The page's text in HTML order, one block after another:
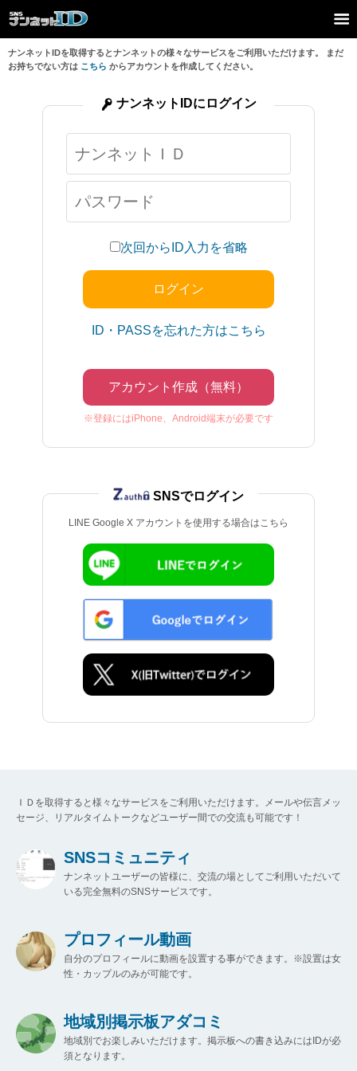
ナンネットIDを取得するとナンネットの様々なサービスをご利用いただけます。 まだ
お持ちでない方は こちら からアカウントを作成してください。
次回からID入力を省略
ID・PASSを忘れた方はこちら
アカウント作成（無料）
※登録にはiPhone、Android端末が必要です
ナンネットIDにログイン
LINE Google X アカウントを使用する場合はこちら
SNSでログイン
ＩＤを取得すると様々なサービスをご利用いただけます。メールや伝言メッ
セージ、リアルタイムトークなどユーザー間での交流も可能です！
SNSコミュニティ
ナンネットユーザーの皆様に、交流の場としてご利用いただいて
いる完全無料のSNSサービスです。
プロフィール動画
自分のプロフィールに動画を設置する事ができます。※設置は女
性・カップルのみが可能です。
地域別掲示板アダコミ
地域別でお楽しみいただけます。掲示板への書き込みにはIDが必
須となります。